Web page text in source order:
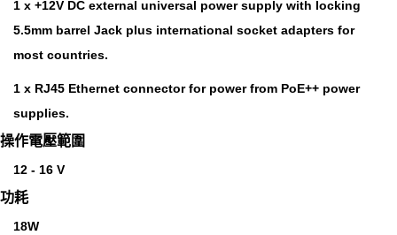
1 x +12V DC external universal power supply with locking
5.5mm barrel Jack plus international socket adapters for
most countries.
1 x RJ45 Ethernet connector for power from PoE++ power
supplies.
操作電壓範圍
12 - 16 V
功耗
18W